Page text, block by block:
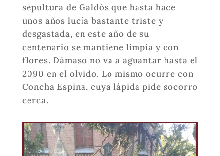
sepultura de Galdós que hasta hace
unos años lucía bastante triste y
desgastada, en este año de su
centenario se mantiene limpia y con
flores. Dámaso no va a aguantar hasta el
2090 en el olvido. Lo mismo ocurre con
Concha Espina, cuya lápida pide socorro
cerca.